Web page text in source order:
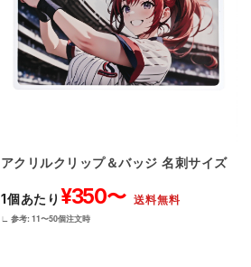
アクリルクリップ＆バッジ 名刺サイズ
1個あたり ¥350〜 送料無料
∟ 参考: 11〜50個注文時